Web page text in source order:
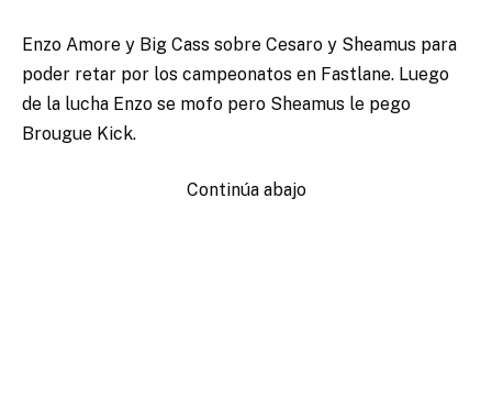
Enzo Amore y Big Cass sobre Cesaro y Sheamus para
poder retar por los campeonatos en Fastlane. Luego
de la lucha Enzo se mofo pero Sheamus le pego
Brougue Kick.
Continúa abajo